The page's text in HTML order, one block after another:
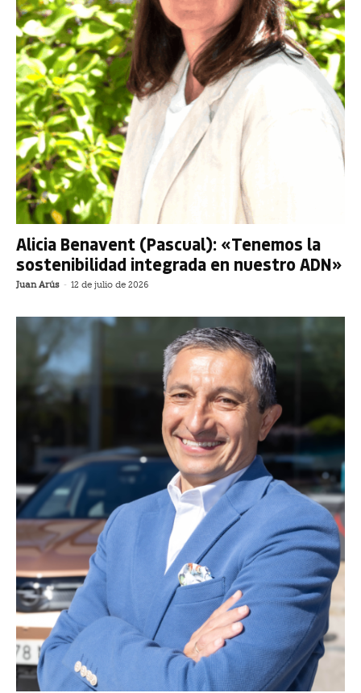
Alicia Benavent (Pascual): «Tenemos la
sostenibilidad integrada en nuestro ADN»
Juan Arús - 12 de julio de 2026